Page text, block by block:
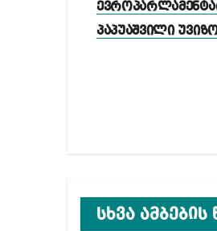
პაპუაშვილი
სხვა ამბების